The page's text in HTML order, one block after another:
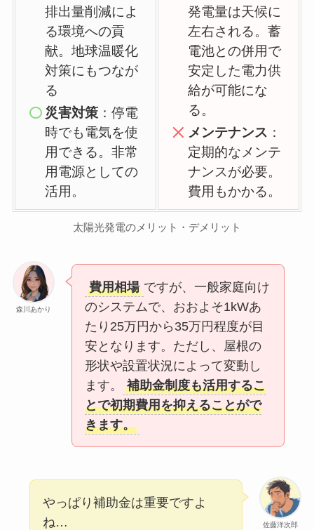
排出量削減によ
る環境への貢
献。地球温暖化
対策にもつなが
る
災害対策 ：停電
時でも電気を使
用できる。非常
用電源としての
活用。
発電量は天候に
左右される。蓄
電池との併用で
安定した電力供
給が可能にな
る。
メンテナンス ：
定期的なメンテ
ナンスが必要。
費用もかかる。
太陽光発電のメリット・デメリット
森川あかり
費用相場 ですが、一般家庭向け
のシステムで、おおよそ1kWあ
たり25万円から35万円程度が目
安となります。ただし、屋根の
形状や設置状況によって変動し
ます。
補助金制度も活用するこ
とで初期費用を抑えることがで
きます。
佐藤洋次郎
やっぱり補助金は重要ですよ
ね…